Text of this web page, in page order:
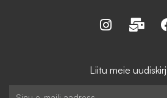
I
a
M
a
-
Liitu meie
Email